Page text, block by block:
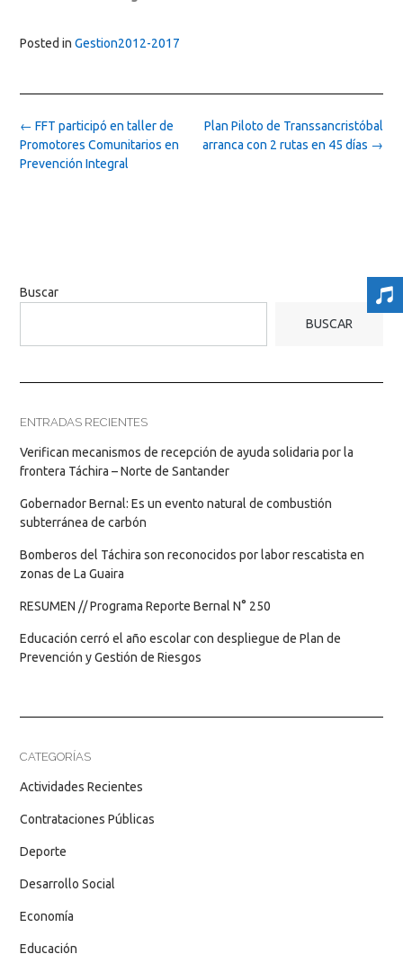
Posted in Gestion2012-2017
Post
navigation
Plan Piloto de Transsancristóbal
arranca con 2 rutas en 45 días →
← FFT participó en taller de
Promotores Comunitarios en
Prevención Integral
Buscar
BUSCAR
ENTRADAS RECIENTES
Verifican mecanismos de recepción de ayuda solidaria por la
frontera Táchira – Norte de Santander
Gobernador Bernal: Es un evento natural de combustión
subterránea de carbón
Bomberos del Táchira son reconocidos por labor rescatista en
zonas de La Guaira
RESUMEN // Programa Reporte Bernal N° 250
Educación cerró el año escolar con despliegue de Plan de
Prevención y Gestión de Riesgos
CATEGORÍAS
Actividades Recientes
Contrataciones Públicas
Deporte
Desarrollo Social
Economía
Educación